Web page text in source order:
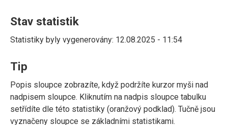
Stav statistik
Statistiky byly vygenerovány: 12.08.2025 - 11:54
Tip
Popis sloupce zobrazíte, když podržíte kurzor myši nad
nadpisem sloupce. Kliknutím na nadpis sloupce tabulku
setřídíte dle této statistiky (oranžový podklad). Tučně jsou
vyznačeny sloupce se základními statistikami.